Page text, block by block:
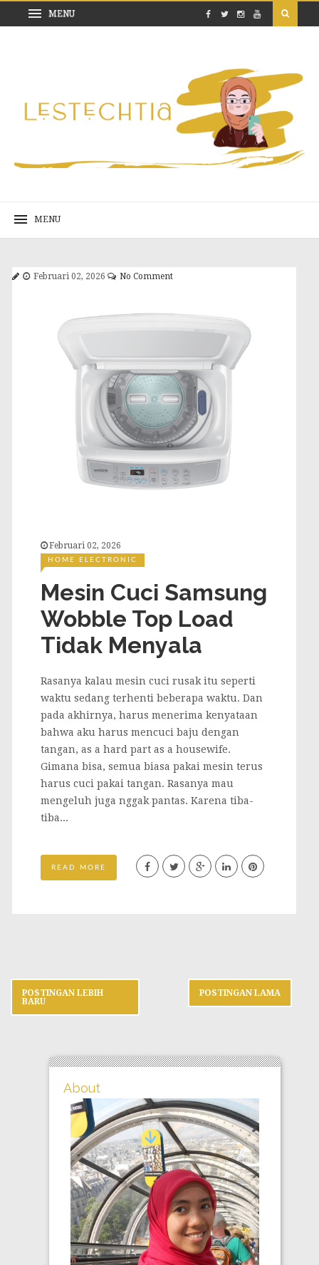
Februari 02, 2026 No Comment
Februari 02, 2026
HOME ELECTRONIC
Mesin Cuci Samsung
Wobble Top Load
Tidak Menyala
Rasanya kalau mesin cuci rusak itu seperti
waktu sedang terhenti beberapa waktu. Dan
pada akhirnya, harus menerima kenyataan
bahwa aku harus mencuci baju dengan
tangan, as a hard part as a housewife.
Gimana bisa, semua biasa pakai mesin terus
harus cuci pakai tangan. Rasanya mau
mengeluh juga nggak pantas. Karena tiba-
tiba...
READ MORE
POSTINGAN LEBIH
BARU
POSTINGAN LAMA
About